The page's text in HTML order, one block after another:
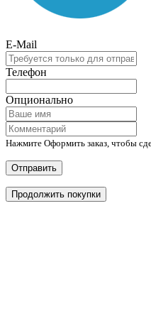
E-Mail
Телефон
Опционально
Нажмите Оформить заказ, чтобы
Отправить
Продолжить покупки